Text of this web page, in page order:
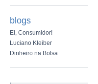
blogs
Ei, Consumidor!
Luciano Kleiber
Dinheiro na Bolsa